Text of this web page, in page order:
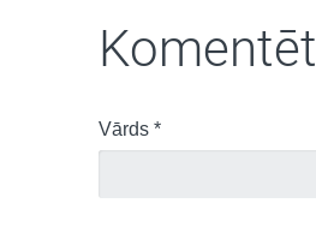
Komentēt
Vārds *